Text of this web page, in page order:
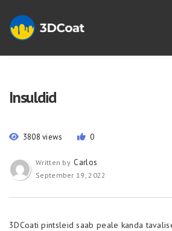
Insuldid
3808 views 0
Written by Carlos
September 19, 2022
3DCoati pintsleid saab peale kanda